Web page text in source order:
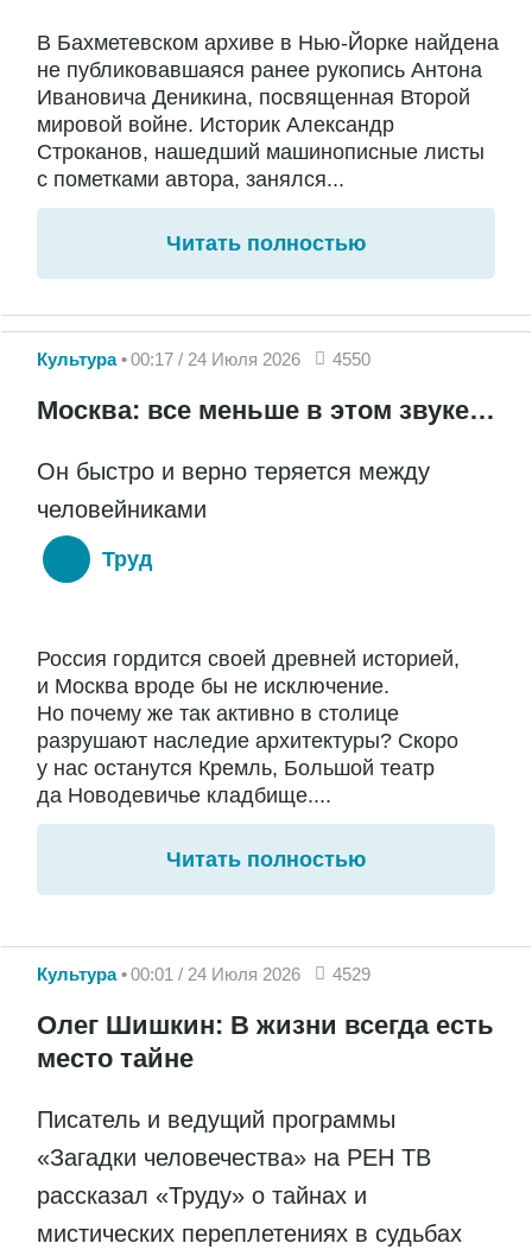
В Бахметевском архиве в Нью-Йорке найдена
не публиковавшаяся ранее рукопись Антона
Ивановича Деникина, посвященная Второй
мировой войне. Историк Александр
Строканов, нашедший машинописные листы
с пометками автора, занялся...
Читать полностью
Культура 00:17 / 24 Июля 2026 4550
Москва: все меньше в этом звуке…
Он быстро и верно теряется между
человейниками
Труд
Россия гордится своей древней историей,
и Москва вроде бы не исключение.
Но почему же так активно в столице
разрушают наследие архитектуры? Скоро
у нас останутся Кремль, Большой театр
да Новодевичье кладбище....
Читать полностью
Культура 00:01 / 24 Июля 2026 4529
Олег Шишкин: В жизни всегда есть
место тайне
Писатель и ведущий программы
«Загадки человечества» на РЕН ТВ
рассказал «Труду» о тайнах и
мистических переплетениях в судьбах